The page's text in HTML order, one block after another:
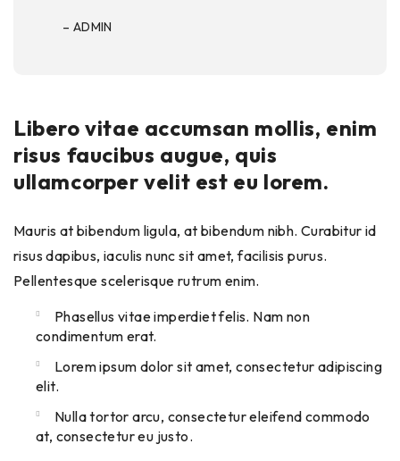
– ADMIN
Libero vitae accumsan mollis, enim
risus faucibus augue, quis
ullamcorper velit est eu lorem.
Mauris at bibendum ligula, at bibendum nibh. Curabitur id
risus dapibus, iaculis nunc sit amet, facilisis purus.
Pellentesque scelerisque rutrum enim.
Phasellus vitae imperdiet felis. Nam non
condimentum erat.
Lorem ipsum dolor sit amet, consectetur adipiscing
elit.
Nulla tortor arcu, consectetur eleifend commodo
at, consectetur eu justo.